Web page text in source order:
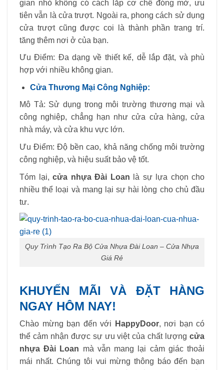
gian nhỏ không có cách lắp cơ chế đóng mở, ưu
tiên vẫn là cửa trượt. Ngoài ra, phong cách sử dụng
cửa trượt cũng được coi là thành phần trang trí.
tăng thêm nơi ở của bạn.
Ưu Điểm: Đa dạng về thiết kế, dễ lắp đặt, và phù
hợp với nhiều không gian.
Cửa Thương Mại Công Nghiệp:
Mô Tả: Sử dụng trong môi trường thương mại và
công nghiệp, chẳng hạn như cửa cửa hàng, cửa
nhà máy, và cửa khu vực lớn.
Ưu Điểm: Độ bền cao, khả năng chống môi trường
công nghiệp, và hiệu suất bảo vệ tốt.
Tóm lại, cửa nhựa Đài Loan là sự lựa chọn cho
nhiều thể loại và mang lại sự hài lòng cho chủ đầu
tư.
Quy Trình Tạo Ra Bộ Cửa Nhựa Đài Loan – Cửa Nhựa
Giá Rẻ
KHUYẾN MÃI VÀ ĐẶT HÀNG
NGAY HÔM NAY!
Chào mừng bạn đến với HappyDoor, nơi bạn có
thể cảm nhận được sự ưu việt của chất lượng cửa
nhựa Đài Loan mà vẫn mang lại cảm giác thoải
mái nhất. Chúng tôi vui mừng thông báo đến bạn